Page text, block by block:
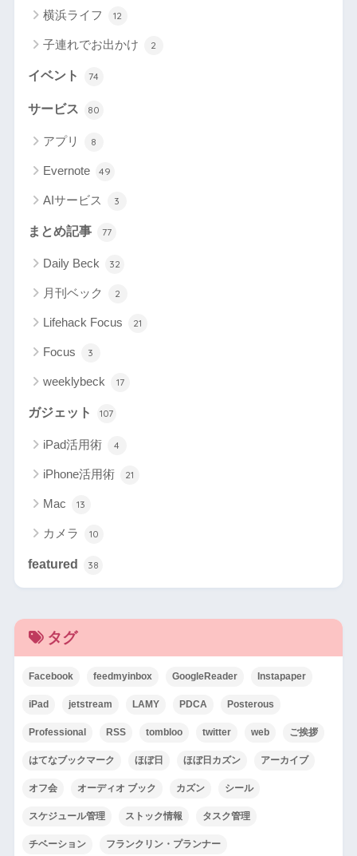
横浜ライフ 12
子連れでお出かけ 2
イベント 74
サービス 80
アプリ 8
Evernote 49
AIサービス 3
まとめ記事 77
Daily Beck 32
月刊ベック 2
Lifehack Focus 21
Focus 3
weeklybeck 17
ガジェット 107
iPad活用術 4
iPhone活用術 21
Mac 13
カメラ 10
featured 38
タグ
Facebook feedmyinbox GoogleReader Instapaper
iPad jetstream LAMY PDCA Posterous
Professional RSS tombloo twitter web ご挨拶
はてなブックマーク ほぼ日 ほぼ日カズン アーカイブ
オフ会 オーディオ ブック カズン シール
スケジュール管理 ストック情報 タスク管理
チベーション フランクリン・プランナー